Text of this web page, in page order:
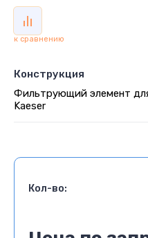
к сравнению
Конструкция
Фильтрующий элемент
Kaeser
Кол-во: